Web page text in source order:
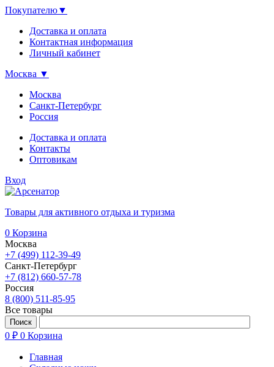
Покупателю▼
Доставка и оплата
Контактная информация
Личный кабинет
Москва ▼
Москва
Санкт-Петербург
Россия
Доставка и оплата
Контакты
Оптовикам
Вход
Товары для активного отдыха и туризма
0 Корзина
Москва
+7 (499) 112-39-49
Санкт-Петербург
+7 (812) 660-57-78
Россия
8 (800) 511-85-95
Все товары
0 ₽ 0 Корзина
Главная